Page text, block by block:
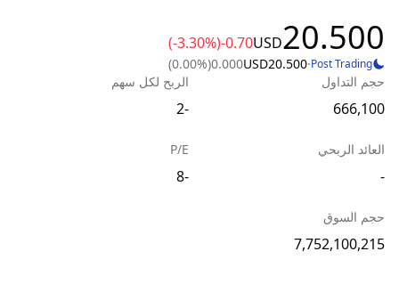
20.500
USD
-0.70
(-3.30%)
Post Trading
·
20.500
USD
0.000
(0.00%)
حجم التداول
666,100
الربح لكل سهم
-2
العائد الربحي
-
P/E
-8
حجم السوق
7,752,100,215